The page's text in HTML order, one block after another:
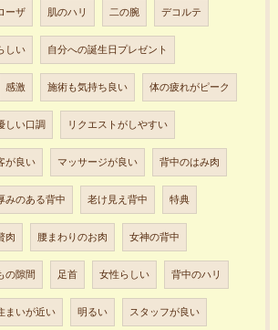
ーザ 肌のハリ 二の腕 デコルテ
しい 自分への誕生日プレゼント
感激 施術も気持ち良い 体の疲れがピーク
しい口調 リクエストがしやすい
が良い マッサージが良い 背中のはみ肉
みのある背中 老け見え背中 特典
肉 腰まわりのお肉 女神の背中
の隙間 足首 女性らしい 背中のハリ
まいが近い 明るい スタッフが良い